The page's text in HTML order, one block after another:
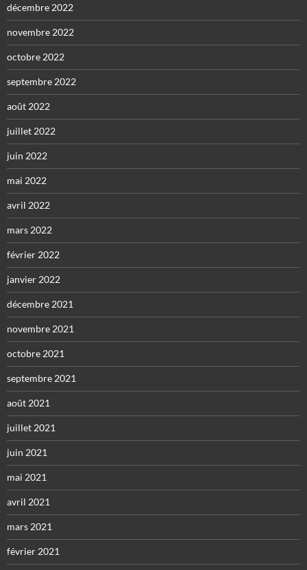
décembre 2022
novembre 2022
octobre 2022
septembre 2022
août 2022
juillet 2022
juin 2022
mai 2022
avril 2022
mars 2022
février 2022
janvier 2022
décembre 2021
novembre 2021
octobre 2021
septembre 2021
août 2021
juillet 2021
juin 2021
mai 2021
avril 2021
mars 2021
février 2021